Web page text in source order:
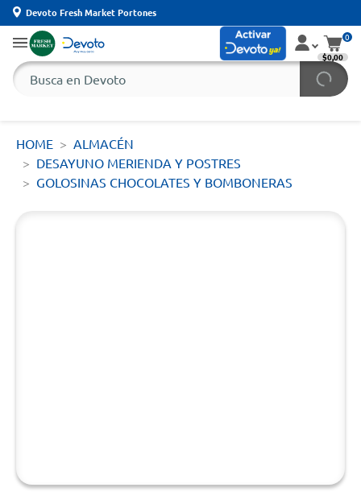
Devoto Fresh Market Portones
0
$0,00
HOME
ALMACÉN
DESAYUNO MERIENDA Y POSTRES
GOLOSINAS CHOCOLATES Y BOMBONERAS